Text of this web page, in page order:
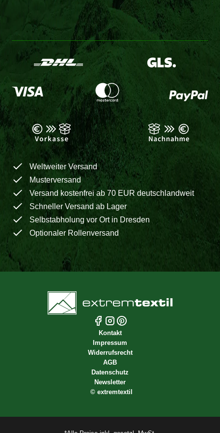
Weltweiter Versand
Musterversand
Versand kostenfrei ab 70 EUR deutschlandweit
Schneller Versand ab Lager
Selbstabholung vor Ort in Dresden
Optionaler Rollenversand
Kontakt
Impressum
Widerrufsrecht
AGB
Datenschutz
Newsletter
© extremtextil